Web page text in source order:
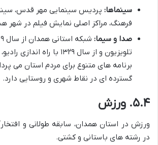
سینماها: پردیس سینمایی مهر قدس،
فرهنگ، مراکز اصلی نمایش فیلم در شهر
صدا و سیما:
تلویزیون و از سال ۱۳۲۹ با
برنامه های متنوع برای مردم استان می
گسترده ای در نقاط شهری و روستایی دارد.
۵.۴. ورزش
ورزش در استان همدان، سابقه طولانی و
در رشته های باستانی و کشتی.